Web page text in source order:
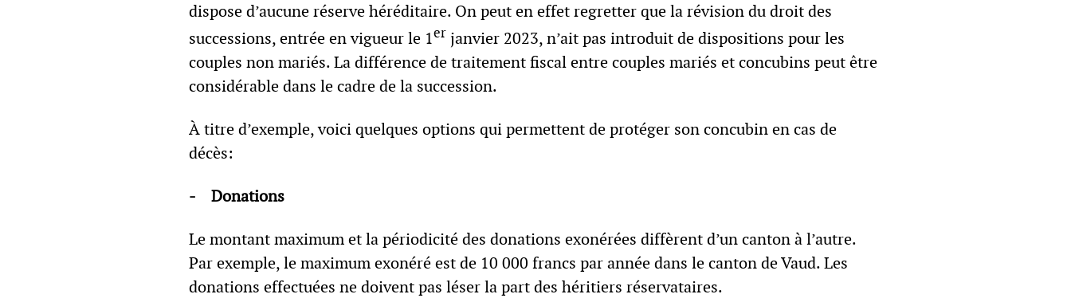
dispose d’aucune réserve héréditaire. On peut en effet regretter que la révision du droit des
successions, entrée en vigueur le 1er janvier 2023, n’ait pas introduit de dispositions pour les
couples non mariés. La différence de traitement fiscal entre couples mariés et concubins peut être
considérable dans le cadre de la succession.
À titre d’exemple, voici quelques options qui permettent de protéger son concubin en cas de
décès:
- Donations
Le montant maximum et la périodicité des donations exonérées diffèrent d’un canton à l’autre.
Par exemple, le maximum exonéré est de 10 000 francs par année dans le canton de Vaud. Les
donations effectuées ne doivent pas léser la part des héritiers réservataires.